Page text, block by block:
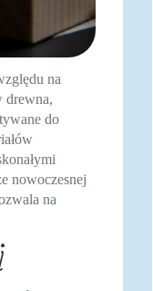
na
drewna,
do
nowoczesnej
na